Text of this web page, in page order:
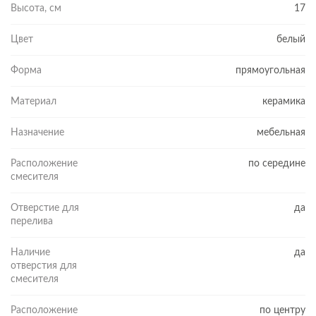
Высота, см 17
Цвет белый
Форма прямоугольная
Материал керамика
Назначение мебельная
Расположение
смесителя
по середине
Отверстие для
перелива
да
Наличие
отверстия для
смесителя
да
Расположение
по центру